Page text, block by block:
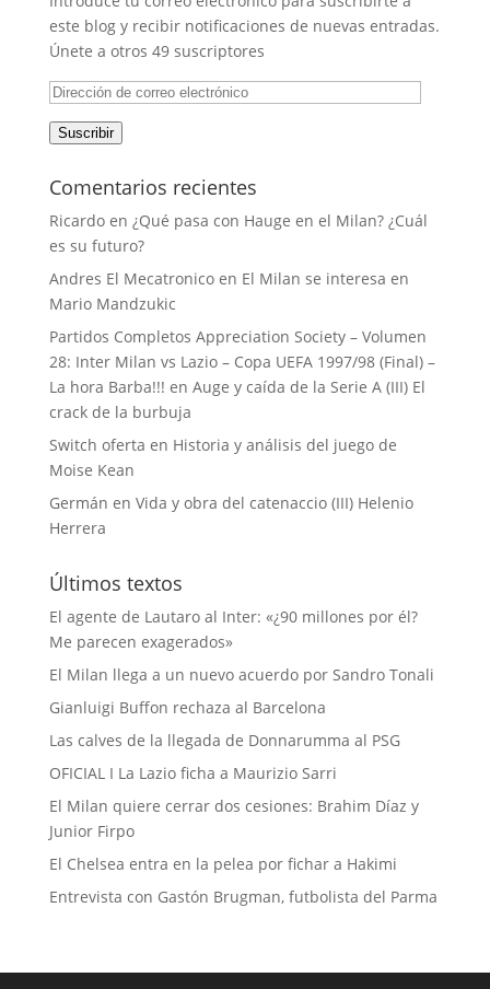
este blog y recibir notificaciones de nuevas entradas.
Únete a otros 49 suscriptores
Dirección
correo
Suscribir
Comentarios recientes
Ricardoen ¿Qué pasa con Hauge en el Milan? ¿Cuál
es su futuro?
Andres El Mecatronicoen El Milan se interesa en
Mario Mandzukic
Partidos Completos Appreciation Society – Volumen
28: Inter Milan vs Lazio – Copa UEFA 1997/98 (Final) –
La hora Barba!!! en Auge y caída de la Serie A (III) El
crack de la burbuja
Switch oferta en Historia y análisis del juego de
Moise Kean
Germán en Vida y obra del catenaccio (III) Helenio
Herrera
Últimos textos
El agente de Lautaro al Inter: «¿90 millones por él?
Me parecen exagerados»
El Milan llega a un nuevo acuerdo por Sandro Tonali
Gianluigi Buffon rechaza al Barcelona
Las calves de la llegada de Donnarumma al PSG
OFICIAL I La Lazio ficha a Maurizio Sarri
El Milan quiere cerrar dos cesiones: Brahim Díaz y
Junior Firpo
El Chelsea entra en la pelea por fichar a Hakimi
Entrevista con Gastón Brugman, futbolista del Parma